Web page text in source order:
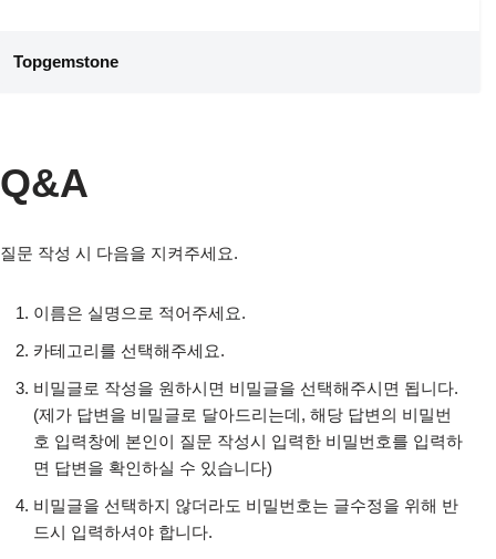
콘
건
너
기
Topgemstone
Q&A
질문 작성 시 다음을 지켜주세요.
이름은 실명으로 적어주세요.
카테고리를 선택해주세요.
비밀글로 작성을 원하시면 비밀글을 선택해주시면 됩니다.
(제가 답변을 비밀글로 달아드리는데, 해당 답변의 비밀번
호 입력창에 본인이 질문 작성시 입력한 비밀번호를 입력하
면 답변을 확인하실 수 있습니다)
비밀글을 선택하지 않더라도 비밀번호는 글수정을 위해 반
드시 입력하셔야 합니다.